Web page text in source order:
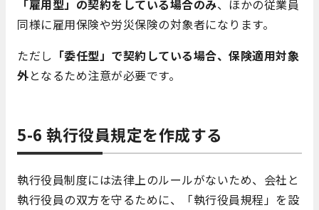
「雇用型」の契約をしている場合のみ、ほかの従業員
同様に雇用保険や労災保険の対象者になります。
ただし 「委任型」で契約している場合、保険適用対象
外となるため注意が必要です。
5-6 執行役員規定を作成する
執行役員制度には法律上のルールがないため、会社と
執行役員の双方を守るために、「執行役員規程」を設